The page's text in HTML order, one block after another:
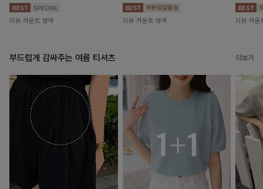
리뷰 카운트 영역 리뷰 카운트 영역 리뷰 카운
부드럽게 감싸주는 여름 티셔츠 더보기